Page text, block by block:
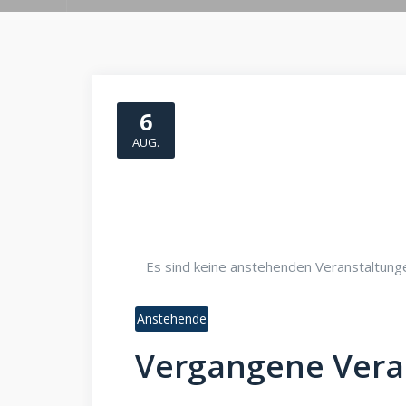
6
AUG.
Es sind keine anstehenden
Anstehende
wählen.
Vergangene